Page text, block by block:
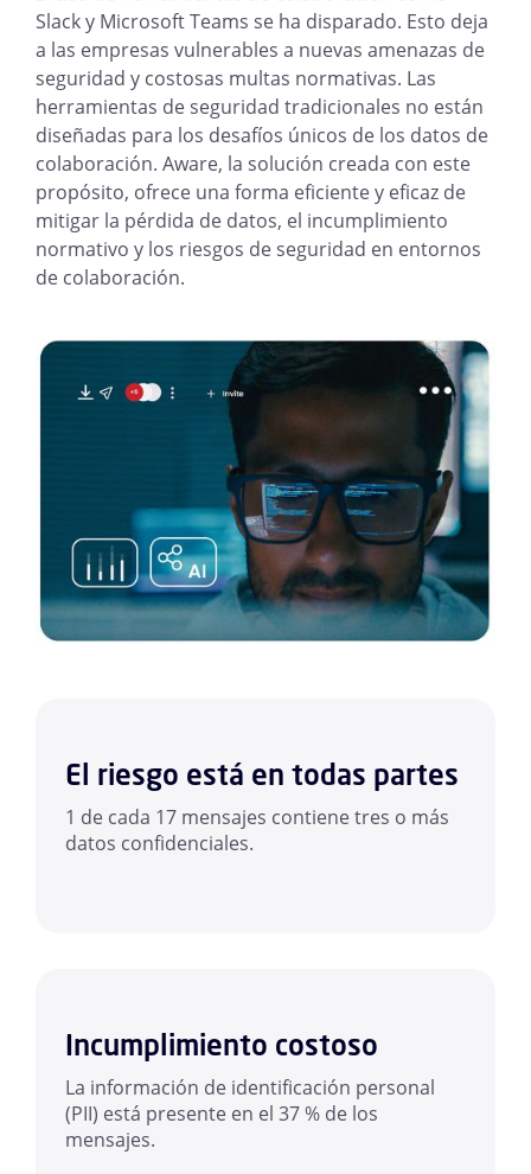
Slack y Microsoft Teams se ha disparado. Esto deja
a las empresas vulnerables a nuevas amenazas de
seguridad y costosas multas normativas. Las
herramientas de seguridad tradicionales no están
diseñadas para los desafíos únicos de los datos de
colaboración. Aware, la solución creada con este
propósito, ofrece una forma eficiente y eficaz de
mitigar la pérdida de datos, el incumplimiento
normativo y los riesgos de seguridad en entornos
de colaboración.
El riesgo está en todas partes
1 de cada 17 mensajes contiene tres o más
datos confidenciales.
Incumplimiento costoso
La información de identificación personal
(PII) está presente en el 37 % de los
mensajes.